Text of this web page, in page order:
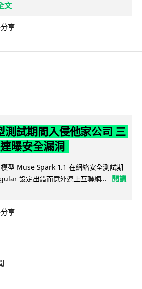
文
分享
測試期間入侵他家公司 三
曝安全漏洞
型 Muse Spark 1.1 在網絡安全測試期
設定出錯而意外連上互聯網...
閱讀
分享